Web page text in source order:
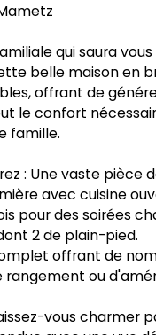
qui saura
belle maison en
offrant de
le confort
famille.
: Une vaste pièce
avec cuisine
pour des soirées
2 de plain-pied.
offrant de
rangement ou
vous charmer